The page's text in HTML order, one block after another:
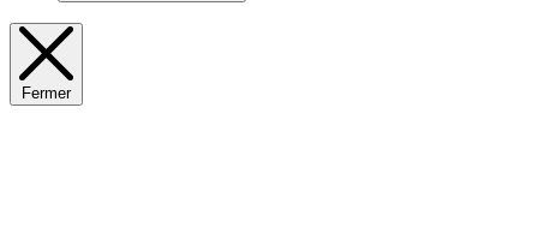
Fermer